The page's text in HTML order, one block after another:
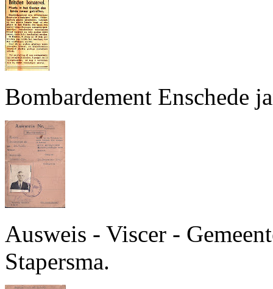
Bombardement Enschede
Ausweis - Viscer -
Stapersma.